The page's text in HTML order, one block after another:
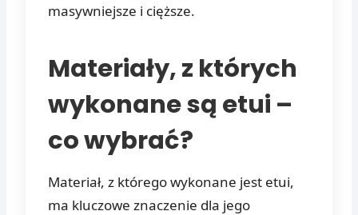
masywniejsze i cięższe.
Materiały, z których
wykonane są etui –
co wybrać?
Materiał, z którego wykonane jest etui,
ma kluczowe znaczenie dla jego